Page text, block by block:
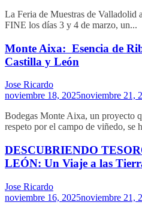
La Feria de Muestras de Valladolid
FINE los días 3 y 4 de marzo, un...
Monte Aixa: Esencia de
Castilla y León
Jose Ricardo
noviembre 18, 2025noviembre 21,
Bodegas Monte Aixa, un proyecto
respeto por el campo de viñedo, se
DESCUBRIENDO
LEÓN: Un Viaje a las
Jose Ricardo
noviembre 16, 2025noviembre 21,